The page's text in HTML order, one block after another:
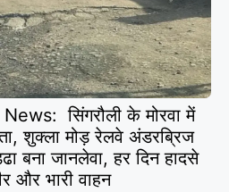
सिंगरौली के मोरवा में
शुक्ला मोड़ रेलवे अंडरब्रिज
बना जानलेवा, हर दिन हादसे
और भारी वाहन